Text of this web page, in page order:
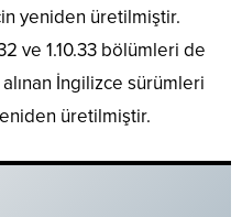
yeniden üretilmiştir.
ve 1.10.33 bölümleri de
İngilizce sürümleri
üretilmiştir.